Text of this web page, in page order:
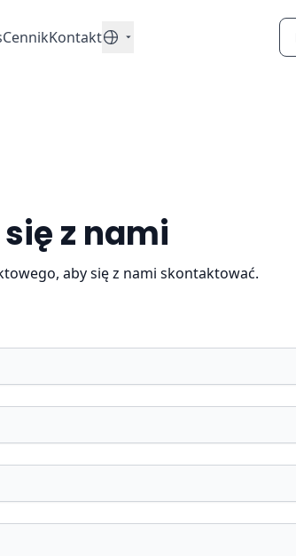
CennikKontaktPolski
z nami
aby się z nami skontaktować.